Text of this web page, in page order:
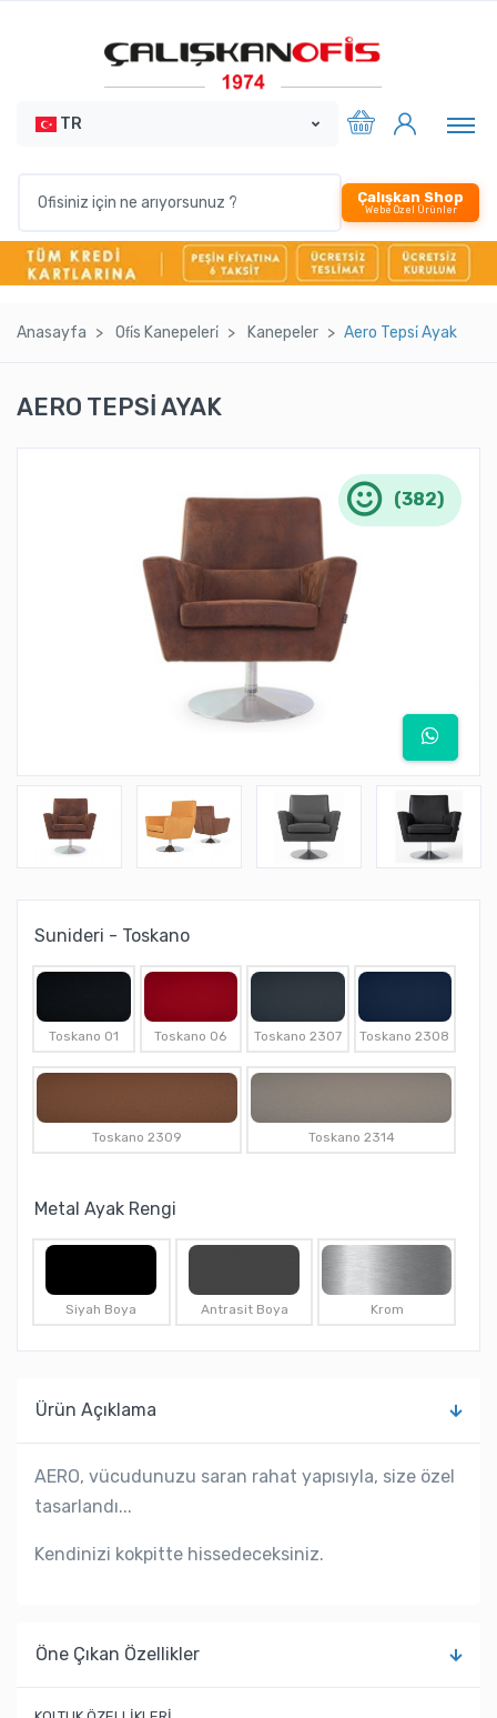
TR
Çalışkan Shop
Webe Özel Ürünler
Anasayfa Ofi̇s Kanepeleri̇ Kanepeler Aero Tepsi̇ Ayak
AERO TEPSİ AYAK
(382)
Sunideri - Toskano
Toskano 01 Toskano 06 Toskano 2307 Toskano 2308
Toskano 2309 Toskano 2314
Metal Ayak Rengi
Siyah Boya Antrasit Boya Krom
Ürün Açıklama
AERO, vücudunuzu saran rahat yapısıyla, size özel
tasarlandı...
Kendinizi kokpitte hissedeceksiniz.
Öne Çıkan Özellikler